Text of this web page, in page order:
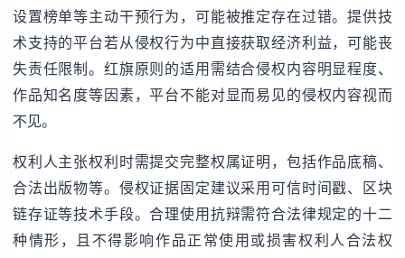
设置榜单等主动干预行为，可能被推定存在过错。提供技
术支持的平台若从侵权行为中直接获取经济利益，可能丧
失责任限制。红旗原则的适用需结合侵权内容明显程度、
作品知名度等因素，平台不能对显而易见的侵权内容视而
不见。
权利人主张权利时需提交完整权属证明，包括作品底稿、
合法出版物等。侵权证据固定建议采用可信时间戳、区块
链存证等技术手段。合理使用抗辩需符合法律规定的十二
种情形，且不得影响作品正常使用或损害权利人合法权